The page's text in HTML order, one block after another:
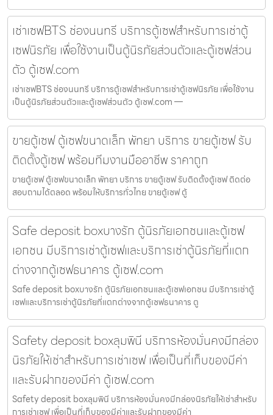
เช่าเซฟBTS ช่องนนทรี บริการตู้เซฟสำหรับการเช่าตู้
เซฟนิรภัย เพื่อใช้งานเป็นตู้นิรภัยส่วนตัวและตู้เซฟส่วน
ตัว ตู้เซฟ.com
เช่าเซฟBTS ช่องนนทรี บริการตู้เซฟสำหรับการเช่าตู้เซฟนิรภัย เพื่อใช้งาน
เป็นตู้นิรภัยส่วนตัวและตู้เซฟส่วนตัว ตู้เซฟ.com —
ขายตู้เซฟ ตู้เซฟขนาดเล็ก พัทยา บริการ ขายตู้เซฟ รับ
ติดตั้งตู้เซฟ พร้อมทีมงานมืออาชีพ ราคาถูก
ขายตู้เซฟ ตู้เซฟขนาดเล็ก พัทยา บริการ ขายตู้เซฟ รับติดตั้งตู้เซฟ ติดต่อ
สอบถามได้ตลอด พร้อมให้บริการทั่วไทย ขายตู้เซฟ ตู้
Safe deposit boxบางรัก ตู้นิรภัยเอกชนและตู้เซฟ
เอกชน มีบริการเช่าตู้เซฟและบริการเช่าตู้นิรภัยที่แตก
ต่างจากตู้เซฟธนาคาร ตู้เซฟ.com
Safe deposit boxบางรัก ตู้นิรภัยเอกชนและตู้เซฟเอกชน มีบริการเช่าตู้
เซฟและบริการเช่าตู้นิรภัยที่แตกต่างจากตู้เซฟธนาคาร ตู
Safety deposit boxลุมพินี บริการห้องมั่นคงมีกล่อง
นิรภัยให้เช่าสำหรับการเช่าเซฟ เพื่อเป็นที่เก็บของมีค่า
และรับฝากของมีค่า ตู้เซฟ.com
Safety deposit boxลุมพินี บริการห้องมั่นคงมีกล่องนิรภัยให้เช่าสำหรับ
การเช่าเซฟ เพื่อเป็นที่เก็บของมีค่าและรับฝากของมีค่า